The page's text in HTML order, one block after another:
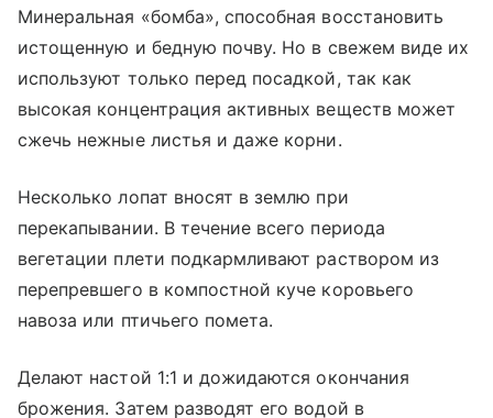
Минеральная «бомба», способная восстановить
истощенную и бедную почву. Но в свежем виде их
используют только перед посадкой, так как
высокая концентрация активных веществ может
сжечь нежные листья и даже корни.
Несколько лопат вносят в землю при
перекапывании. В течение всего периода
вегетации плети подкармливают раствором из
перепревшего в компостной куче коровьего
навоза или птичьего помета.
Делают настой 1:1 и дожидаются окончания
брожения. Затем разводят его водой в